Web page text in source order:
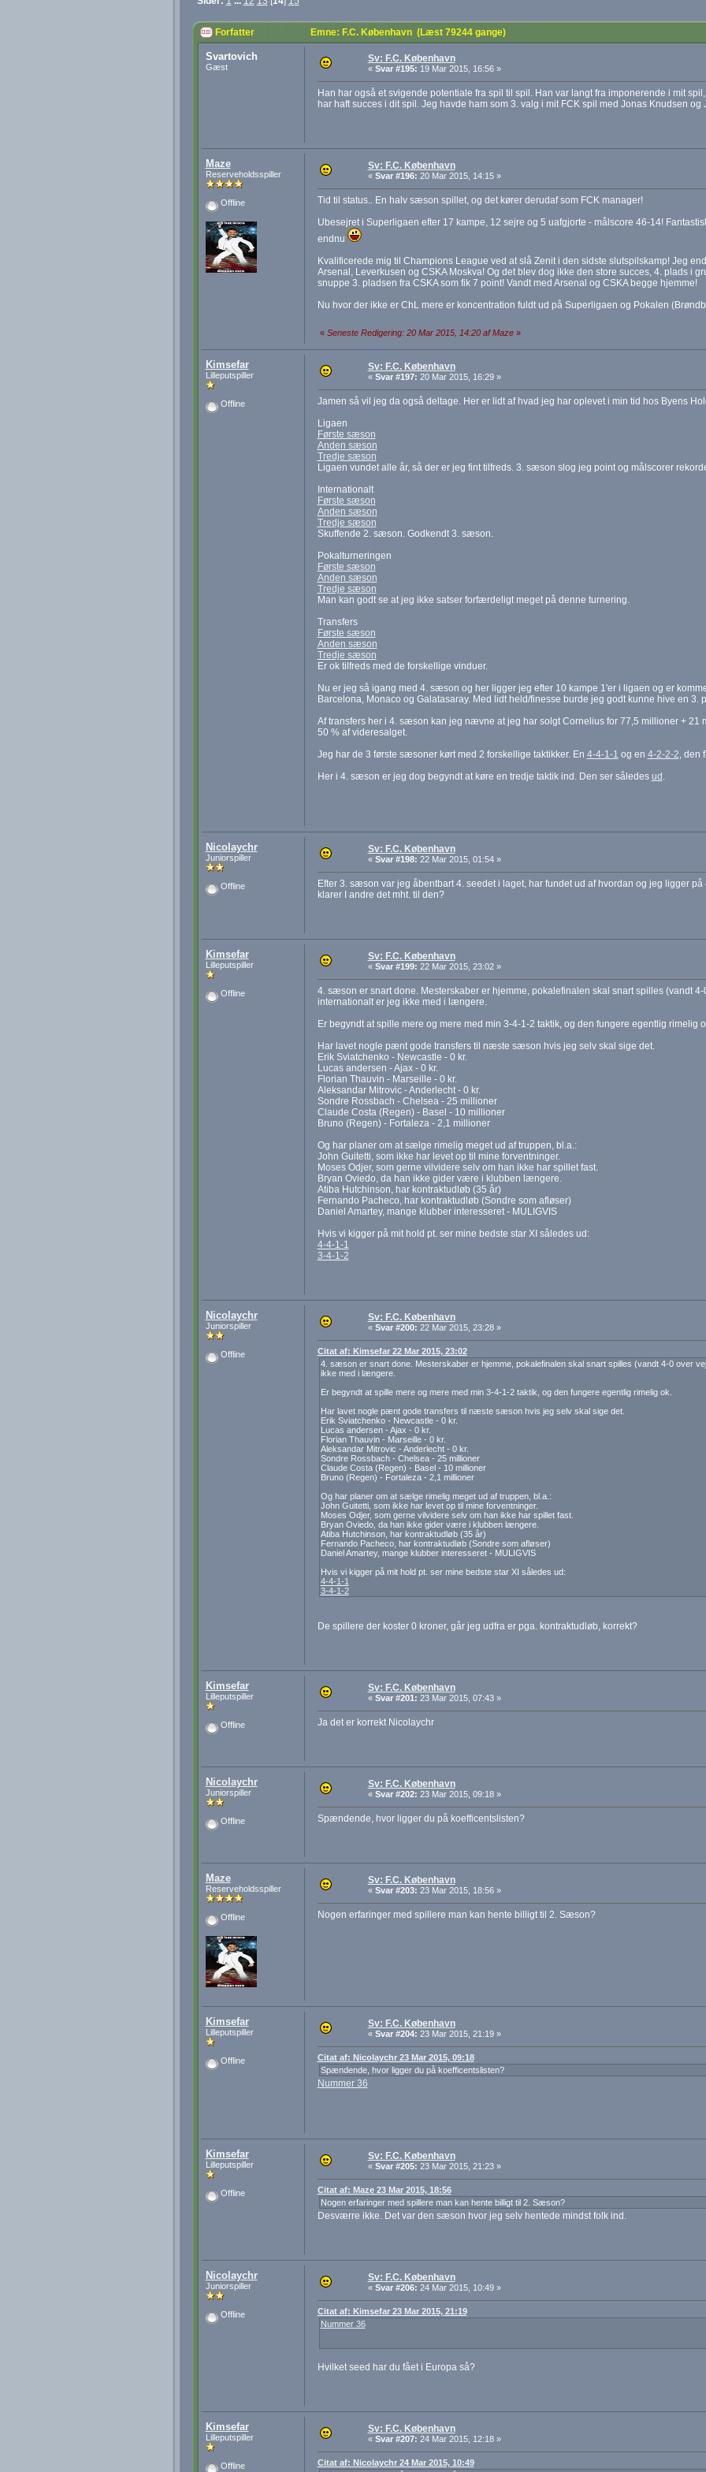
Forfatter Emne: F.C. København (Læst 79244 gange)
Svartovich
Gæst
Sv: F.C. København
« Svar #195: 19 Mar 2015, 16:56 »
Han har også et svigende potentiale fra spil til spil. Han var langt fra imponerende i mit
har haft succes i dit spil. Jeg havde ham som 3. valg i mit FCK spil med Jonas Knudsen og
Maze
Reserveholdsspiller
Offline
Sv: F.C. København
« Svar #196: 20 Mar 2015, 14:15 »
Tid til status.. En halv sæson spillet, og det kører derudaf som FCK manager!
Ubesejret i Superligaen efter 17 kampe, 12 sejre og 5 uafgjorte - målscore 46-14!
endnu
Kvalificerede mig til Champions League ved at slå Zenit i den sidste slutspilskamp! Jeg
Arsenal, Leverkusen og CSKA Moskva! Og det blev dog ikke den store succes, 4. plads i
snuppe 3. pladsen fra CSKA som fik 7 point! Vandt med Arsenal og CSKA begge hjemme!
Nu hvor der ikke er ChL mere er koncentration fuldt ud på Superligaen og Pokalen
« Seneste Redigering: 20 Mar 2015, 14:20 af Maze»
Kimsefar
Lilleputspiller
Offline
Sv: F.C. København
« Svar #197: 20 Mar 2015, 16:29 »
Jamen så vil jeg da også deltage. Her er lidt af hvad jeg har oplevet i min tid hos Byens
Ligaen
Første sæson
Anden sæson
Tredje sæson
Ligaen vundet alle år, så der er jeg fint tilfreds. 3. sæson slog jeg point og målscorer
Internationalt
Første sæson
Anden sæson
Tredje sæson
Skuffende 2. sæson. Godkendt 3. sæson.
Pokalturneringen
Første sæson
Anden sæson
Tredje sæson
Man kan godt se at jeg ikke satser forfærdeligt meget på denne turnering.
Transfers
Første sæson
Anden sæson
Tredje sæson
Er ok tilfreds med de forskellige vinduer.
Nu er jeg så igang med 4. sæson og her ligger jeg efter 10 kampe 1'er i ligaen og er
Barcelona, Monaco og Galatasaray. Med lidt held/finesse burde jeg godt kunne hive en 3.
Af transfers her i 4. sæson kan jeg nævne at jeg har solgt Cornelius for 77,5 millioner + 21
50 % af videresalget.
Jeg har de 3 første sæsoner kørt med 2 forskellige taktikker. En 4-4-1-1 og en 4-2-2-2 ,
Her i 4. sæson er jeg dog begyndt at køre en tredje taktik ind. Den ser således ud
Nicolaychr
Juniorspiller
Offline
Sv: F.C. København
« Svar #198: 22 Mar 2015, 01:54 »
Efter 3. sæson var jeg åbentbart 4. seedet i laget, har fundet ud af hvordan og jeg ligger
klarer I andre det mht. til den?
Kimsefar
Lilleputspiller
Offline
Sv: F.C. København
« Svar #199: 22 Mar 2015, 23:02 »
4. sæson er snart done. Mesterskaber er hjemme, pokalefinalen skal snart spilles (vandt
internationalt er jeg ikke med i længere.
Er begyndt at spille mere og mere med min 3-4-1-2 taktik, og den fungere egentlig rimelig
Har lavet nogle pænt gode transfers til næste sæson hvis jeg selv skal sige det.
Erik Sviatchenko - Newcastle - 0 kr.
Lucas andersen - Ajax - 0 kr.
Florian Thauvin - Marseille - 0 kr.
Aleksandar Mitrovic - Anderlecht - 0 kr.
Sondre Rossbach - Chelsea - 25 millioner
Claude Costa (Regen) - Basel - 10 millioner
Bruno (Regen) - Fortaleza - 2,1 millioner
Og har planer om at sælge rimelig meget ud af truppen, bl.a.:
John Guitetti, som ikke har levet op til mine forventninger.
Moses Odjer, som gerne vilvidere selv om han ikke har spillet fast.
Bryan Oviedo, da han ikke gider være i klubben længere.
Atiba Hutchinson, har kontraktudløb (35 år)
Fernando Pacheco, har kontraktudløb (Sondre som afløser)
Daniel Amartey, mange klubber interesseret - MULIGVIS
Hvis vi kigger på mit hold pt. ser mine bedste star XI således ud:
4-4-1-1
3-4-1-2
Nicolaychr
Juniorspiller
Offline
Sv: F.C. København
« Svar #200: 22 Mar 2015, 23:28 »
Citat af: Kimsefar 22 Mar 2015, 23:02
4. sæson er snart done. Mesterskaber er hjemme, pokalefinalen skal snart spilles (vandt 4-0 over
ikke med i længere.
Er begyndt at spille mere og mere med min 3-4-1-2 taktik, og den fungere egentlig rimelig ok.
Har lavet nogle pænt gode transfers til næste sæson hvis jeg selv skal sige det.
Erik Sviatchenko - Newcastle - 0 kr.
Lucas andersen - Ajax - 0 kr.
Florian Thauvin - Marseille - 0 kr.
Aleksandar Mitrovic - Anderlecht - 0 kr.
Sondre Rossbach - Chelsea - 25 millioner
Claude Costa (Regen) - Basel - 10 millioner
Bruno (Regen) - Fortaleza - 2,1 millioner
Og har planer om at sælge rimelig meget ud af truppen, bl.a.:
John Guitetti, som ikke har levet op til mine forventninger.
Moses Odjer, som gerne vilvidere selv om han ikke har spillet fast.
Bryan Oviedo, da han ikke gider være i klubben længere.
Atiba Hutchinson, har kontraktudløb (35 år)
Fernando Pacheco, har kontraktudløb (Sondre som afløser)
Daniel Amartey, mange klubber interesseret - MULIGVIS
Hvis vi kigger på mit hold pt. ser mine bedste star XI således ud:
4-4-1-1
3-4-1-2
De spillere der koster 0 kroner, går jeg udfra er pga. kontraktudløb, korrekt?
Kimsefar
Lilleputspiller
Offline
Sv: F.C. København
« Svar #201: 23 Mar 2015, 07:43 »
Ja det er korrekt Nicolaychr
Nicolaychr
Juniorspiller
Offline
Sv: F.C. København
« Svar #202: 23 Mar 2015, 09:18 »
Spændende, hvor ligger du på koefficentslisten?
Maze
Reserveholdsspiller
Offline
Sv: F.C. København
« Svar #203: 23 Mar 2015, 18:56 »
Nogen erfaringer med spillere man kan hente billigt til 2. Sæson?
Kimsefar
Lilleputspiller
Offline
Sv: F.C. København
« Svar #204: 23 Mar 2015, 21:19 »
Citat af: Nicolaychr 23 Mar 2015, 09:18
Spændende, hvor ligger du på koefficentslisten?
Nummer 36
Kimsefar
Lilleputspiller
Offline
Sv: F.C. København
« Svar #205: 23 Mar 2015, 21:23 »
Citat af: Maze 23 Mar 2015, 18:56
Nogen erfaringer med spillere man kan hente billigt til 2. Sæson?
Desværre ikke. Det var den sæson hvor jeg selv hentede mindst folk ind.
Nicolaychr
Juniorspiller
Offline
Sv: F.C. København
« Svar #206: 24 Mar 2015, 10:49 »
Citat af: Kimsefar 23 Mar 2015, 21:19
Nummer 36
Hvilket seed har du fået i Europa så?
Kimsefar
Lilleputspiller
Offline
Sv: F.C. København
« Svar #207: 24 Mar 2015, 12:18 »
Citat af: Nicolaychr 24 Mar 2015, 10:49